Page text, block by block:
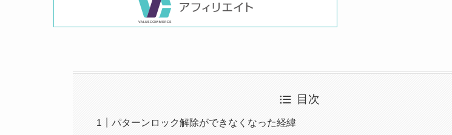
目次
パターンロック解除ができなくなった経緯